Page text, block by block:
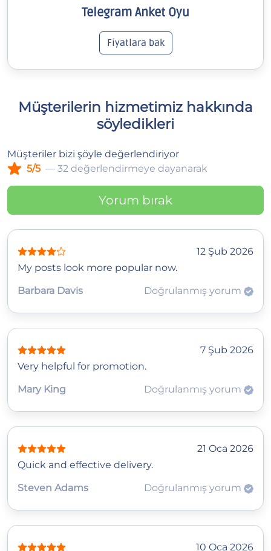
Telegram Anket Oyu
Fiyatlara bak
Müşterilerin hizmetimiz hakkında
söyledikleri
Müşteriler bizi şöyle değerlendiriyor
5/5 — 32 değerlendirmeye dayanarak
Yorum bırak
12 Şub 2026
My posts look more popular now.
Barbara Davis
Doğrulanmış yorum
7 Şub 2026
Very helpful for promotion.
Mary King
Doğrulanmış yorum
21 Oca 2026
Quick and effective delivery.
Steven Adams
Doğrulanmış yorum
10 Oca 2026